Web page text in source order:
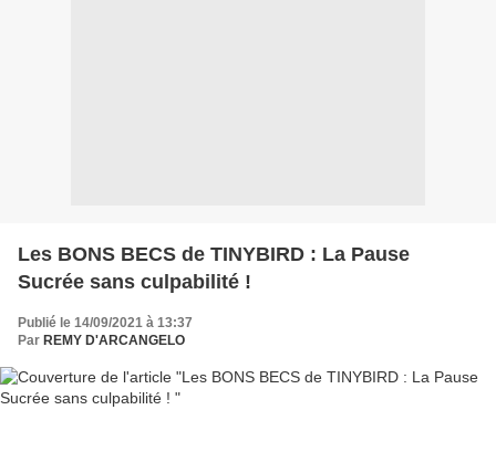
Les BONS BECS de TINYBIRD : La Pause
Sucrée sans culpabilité !
Publié le 14/09/2021 à 13:37
Par REMY D'ARCANGELO